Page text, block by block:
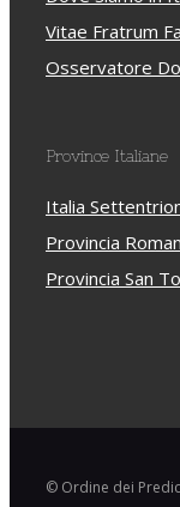
Vitae Fratrum
Osservatore
Province Italiane
Italia
Provincia
Provincia San
© Ordine dei